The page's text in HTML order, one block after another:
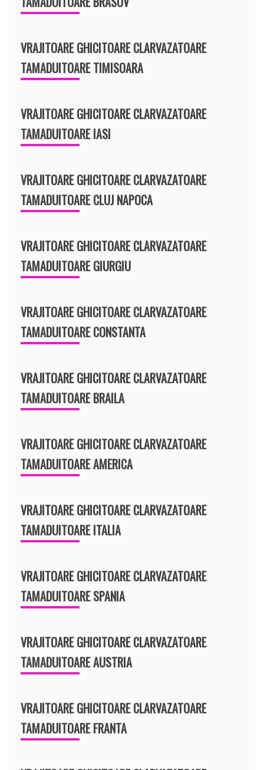
VRAJITOARE GHICITOARE CLARVAZATOARE
TAMADUITOARE TIMISOARA
VRAJITOARE GHICITOARE CLARVAZATOARE
TAMADUITOARE IASI
VRAJITOARE GHICITOARE CLARVAZATOARE
TAMADUITOARE CLUJ NAPOCA
VRAJITOARE GHICITOARE CLARVAZATOARE
TAMADUITOARE GIURGIU
VRAJITOARE GHICITOARE CLARVAZATOARE
TAMADUITOARE CONSTANTA
VRAJITOARE GHICITOARE CLARVAZATOARE
TAMADUITOARE BRAILA
VRAJITOARE GHICITOARE CLARVAZATOARE
TAMADUITOARE AMERICA
VRAJITOARE GHICITOARE CLARVAZATOARE
TAMADUITOARE ITALIA
VRAJITOARE GHICITOARE CLARVAZATOARE
TAMADUITOARE SPANIA
VRAJITOARE GHICITOARE CLARVAZATOARE
TAMADUITOARE AUSTRIA
VRAJITOARE GHICITOARE CLARVAZATOARE
TAMADUITOARE FRANTA